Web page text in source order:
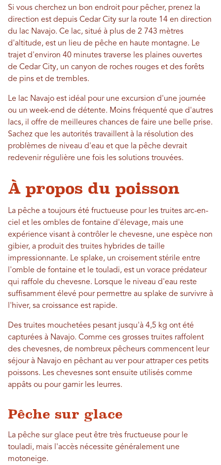
Si vous cherchez un bon endroit pour pêcher, prenez la
direction est depuis Cedar City sur la route 14 en direction
du lac Navajo. Ce lac, situé à plus de 2 743 mètres
d'altitude, est un lieu de pêche en haute montagne. Le
trajet d'environ 40 minutes traverse les plaines ouvertes
de Cedar City, un canyon de roches rouges et des forêts
de pins et de trembles.
Le lac Navajo est idéal pour une excursion d'une journée
ou un week-end de détente. Moins fréquenté que d'autres
lacs, il offre de meilleures chances de faire une belle prise.
Sachez que les autorités travaillent à la résolution des
problèmes de niveau d'eau et que la pêche devrait
redevenir régulière une fois les solutions trouvées.
À propos du poisson
La pêche a toujours été fructueuse pour les truites arc-en-
ciel et les ombles de fontaine d'élevage, mais une
expérience visant à contrôler le chevesne, une espèce non
gibier, a produit des truites hybrides de taille
impressionnante. Le splake, un croisement stérile entre
l'omble de fontaine et le touladi, est un vorace prédateur
qui raffole du chevesne. Lorsque le niveau d'eau reste
suffisamment élevé pour permettre au splake de survivre à
l'hiver, sa croissance est rapide.
Des truites mouchetées pesant jusqu'à 4,5 kg ont été
capturées à Navajo. Comme ces grosses truites raffolent
des chevesnes, de nombreux pêcheurs commencent leur
séjour à Navajo en pêchant au ver pour attraper ces petits
poissons. Les chevesnes sont ensuite utilisés comme
appâts ou pour garnir les leurres.
Pêche sur glace
La pêche sur glace peut être très fructueuse pour le
touladi, mais l'accès nécessite généralement une
motoneige.